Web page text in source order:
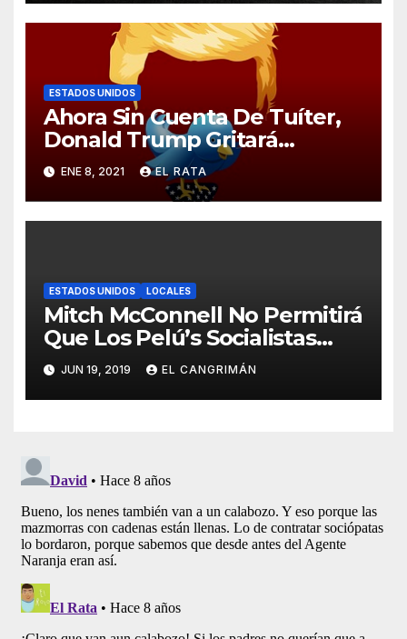
ESTADOS UNIDOS
Ahora Sin Cuenta De Tuíter,
Donald Trump Gritará
Barrabasadas Desde Una
Tumbacocos
ENE 8, 2021 EL RATA
ESTADOS UNIDOS LOCALES
Mitch McConnell No Permitirá
Que Los Pelú’s Socialistas
Comunistas Del PNP Logren
La Estadidad
JUN 19, 2019 EL CANGRIMÁN